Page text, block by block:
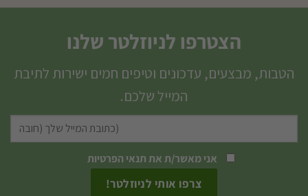
הצטרפו לניוזלטר שלנו
הטבות, מבצעים, עדכונים וטיפים חמים ישירות לתיבת
המייל שלכם.
אני מאשר/ת אתתנאי הפרטיות